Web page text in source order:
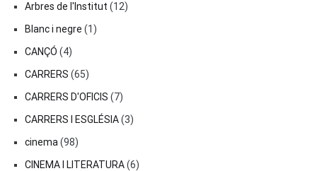
Arbres de l'Institut (12)
Blanc i negre (1)
CANÇÓ (4)
CARRERS (65)
CARRERS D'OFICIS (7)
CARRERS I ESGLÉSIA(3)
cinema (98)
CINEMA I LITERATURA(6)